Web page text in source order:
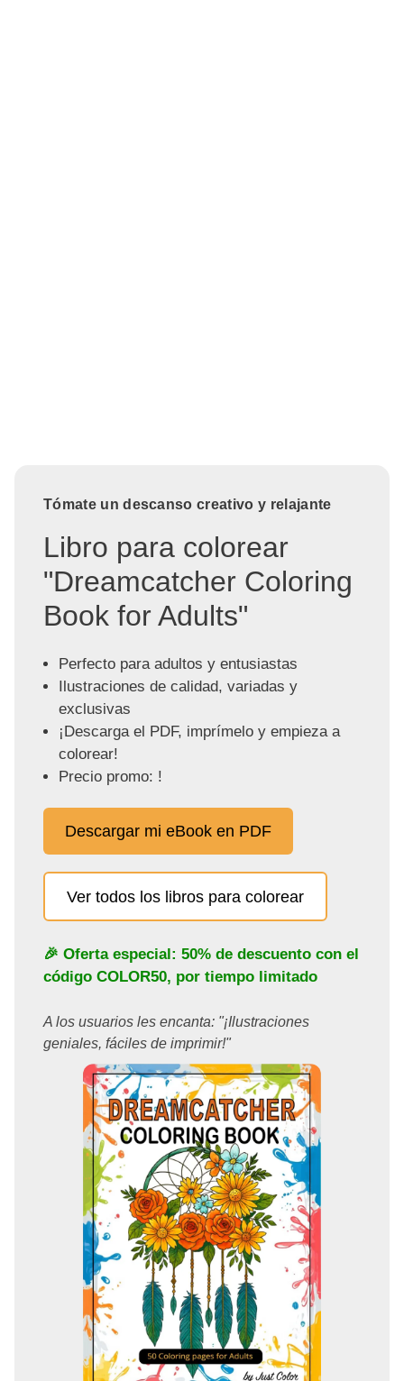
Tómate un descanso creativo y relajante
Libro para colorear
"Dreamcatcher Coloring
Book for Adults"
Perfecto para adultos y entusiastas
Ilustraciones de calidad, variadas y
exclusivas
¡Descarga el PDF, imprímelo y empieza a
colorear!
Precio promo: !
Descargar mi eBook en PDF
Ver todos los libros para colorear
🎉 Oferta especial: 50% de descuento con el
código COLOR50, por tiempo limitado
A los usuarios les encanta: "¡Ilustraciones
geniales, fáciles de imprimir!"